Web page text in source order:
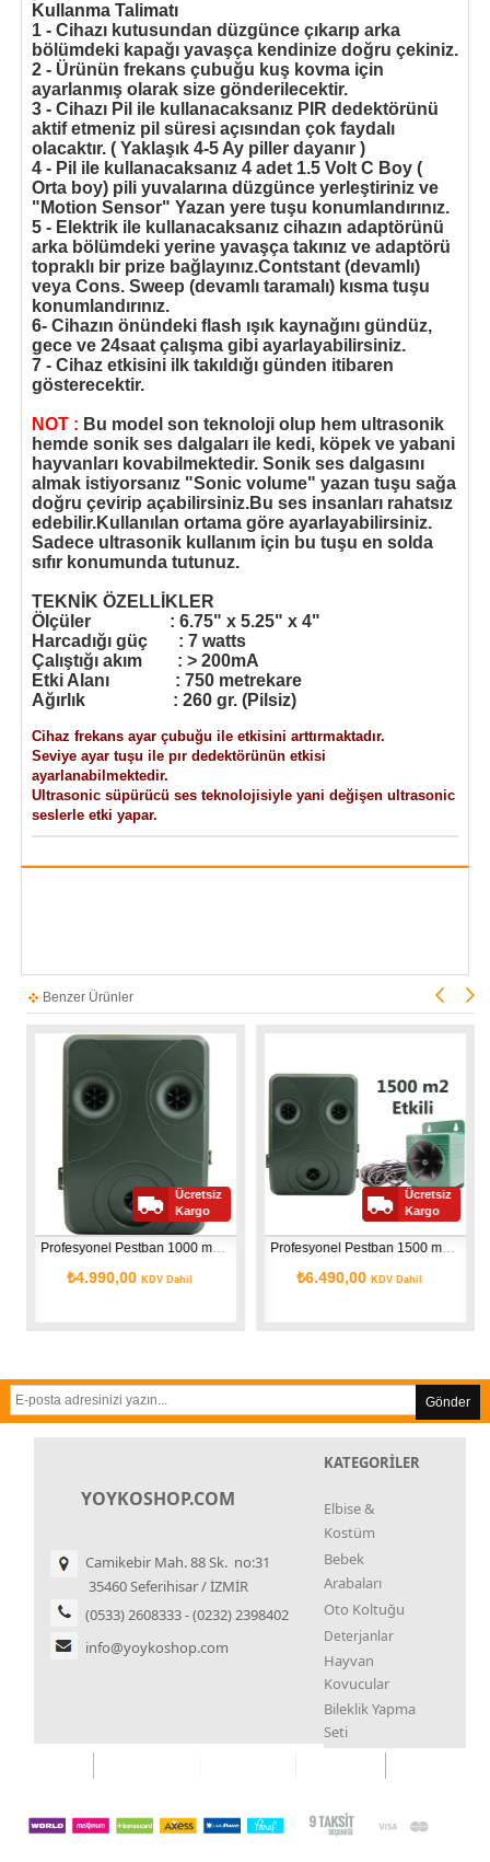
Kullanma Talimatı
1 - Cihazı kutusundan düzgünce çıkarıp arka
bölümdeki kapağı yavaşça kendinize doğru çekiniz.
2 - Ürünün frekans çubuğu kuş kovma için
ayarlanmış olarak size gönderilecektir.
3 - Cihazı Pil ile kullanacaksanız PIR dedektörünü
aktif etmeniz pil süresi açısından çok faydalı
olacaktır. ( Yaklaşık 4-5 Ay piller dayanır )
4 - Pil ile kullanacaksanız 4 adet 1.5 Volt C Boy (
Orta boy) pili yuvalarına düzgünce yerleştiriniz ve
"Motion Sensor" Yazan yere tuşu konumlandırınız.
5 - Elektrik ile kullanacaksanız cihazın adaptörünü
arka bölümdeki yerine yavaşça takınız ve adaptörü
topraklı bir prize bağlayınız.Contstant (devamlı)
veya Cons. Sweep (devamlı taramalı) kısma tuşu
konumlandırınız.
6- Cihazın önündeki flash ışık kaynağını gündüz,
gece ve 24saat çalışma gibi ayarlayabilirsiniz.
7 - Cihaz etkisini ilk takıldığı günden itibaren
gösterecektir.
NOT : Bu model son teknoloji olup hem ultrasonik
hemde sonik ses dalgaları ile kedi, köpek ve yabani
hayvanları kovabilmektedir. Sonik ses dalgasını
almak istiyorsanız "Sonic volume" yazan tuşu sağa
doğru çevirip açabilirsiniz.Bu ses insanları rahatsız
edebilir.Kullanılan ortama göre ayarlayabilirsiniz.
Sadece ultrasonik kullanım için bu tuşu en solda
sıfır konumunda tutunuz.
TEKNİK ÖZELLİKLER
Ölçüler : 6.75" x 5.25" x 4"
Harcadığı güç : 7 watts
Çalıştığı akım : > 200mA
Etki Alanı : 750metrekare
Ağırlık : 260 gr. (Pilsiz)
Cihaz frekans ayar çubuğu ile etkisini arttırmaktadır.
Seviye ayar tuşu ile pır dedektörünün etkisi
ayarlanabilmektedir.
Ultrasonic süpürücü ses teknolojisiyle yani değişen ultrasonic
seslerle etki yapar.
Benzer Ürünler
Profesyonel Pestban 1000 m2 Etkili Kedi Köpek Kovucu
₺4.990,00KDV Dahil
Ücretsiz
Kargo
Profesyonel Pestban 1500 m2 Etkili Kedi Köpek Kovucu
₺6.490,00KDV Dahil
Ücretsiz
Kargo
Gönder
YOYKOSHOP.COM
Camikebir Mah. 88 Sk. no:31
35460 Seferihisar / İZMİR
(0533) 2608333 - (0232) 2398402
info@yoykoshop.com
KATEGORİLER
Elbise &
Kostüm
Bebek
Arabaları
Oto Koltuğu
Deterjanlar
Hayvan
Kovucular
Bileklik Yapma
Seti
Kupa Çekme
Koku